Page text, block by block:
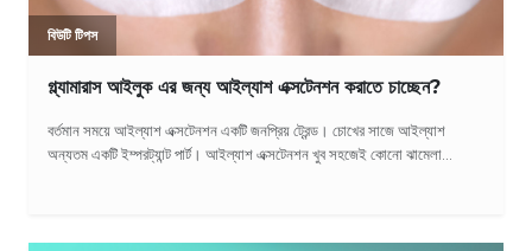
বিউটি টিপস
গ্ল্যামারাস আইলুক এর জন্য আইল্যাশ এক্সটেনশন করাতে চাচ্ছেন?
বর্তমান সময়ে আইল্যাশ এক্সটেনশন একটি জনপ্রিয় ট্রেন্ড। চোখের সাজে আইল্যাশ
অন্যতম একটি ইম্পরট্যান্ট পার্ট। আইল্যাশ এক্সটেনশন খুব সহজেই কোনো ঝামেলা...